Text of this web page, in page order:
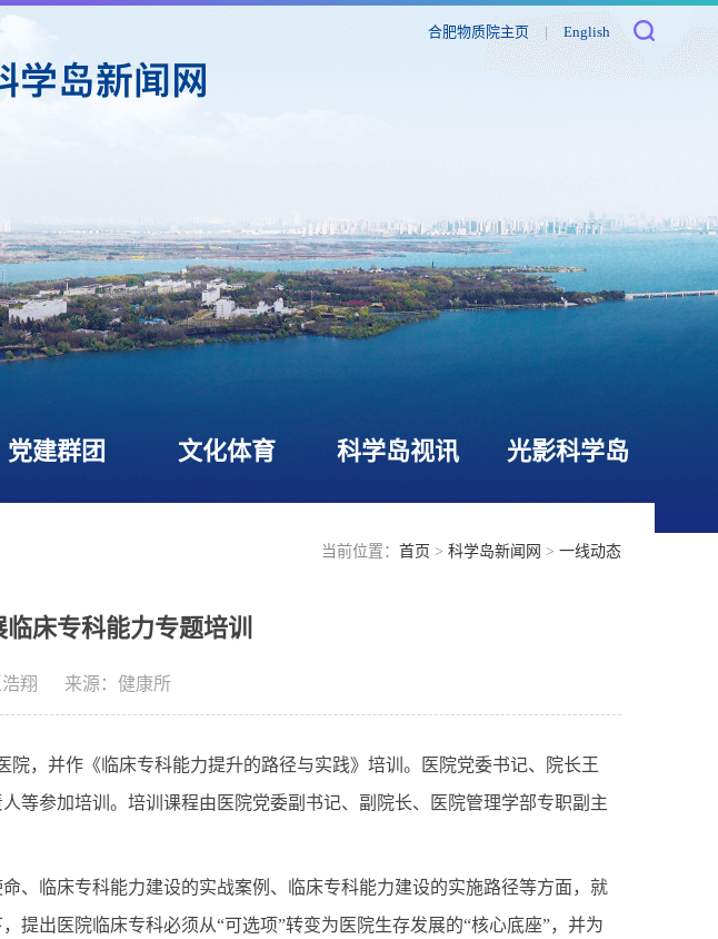
合肥物质院主页 | English
党建群团 文化体育 科学岛视讯 光影科学岛
当前位置： 首页 > 科学岛新闻网 > 一线动态
床专科能力专题培训
翔 来源： 健康所
，并作《临床专科能力提升的路径与实践》培训。医院党委书记、院长王
等参加培训。培训课程由医院党委副书记、副院长、医院管理学部专职副主
、临床专科能力建设的实战案例、临床专科能力建设的实施路径等方面，就
出医院临床专科必须从“可选项”转变为医院生存发展的“核心底座”，并为